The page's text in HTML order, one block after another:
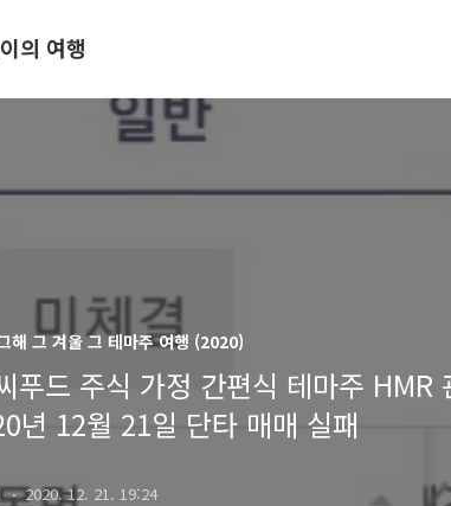
의 여행
해 그 겨울 그 테마주 여행 (2020)
푸드 주식 가정 간편식 테마주 HMR
년 12월 21일 단타 매매 실패
2020. 12. 21. 19:24